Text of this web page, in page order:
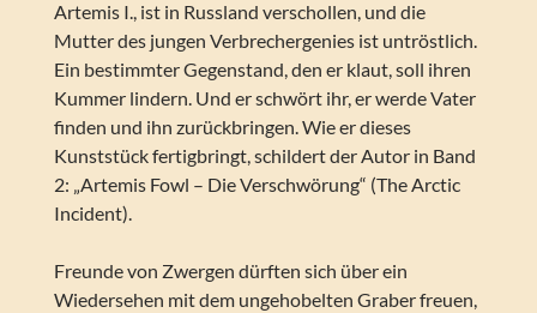
Artemis I., ist in Russland verschollen, und die
Mutter des jungen Verbrechergenies ist untröstlich.
Ein bestimmter Gegenstand, den er klaut, soll ihren
Kummer lindern. Und er schwört ihr, er werde Vater
finden und ihn zurückbringen. Wie er dieses
Kunststück fertigbringt, schildert der Autor in Band
2: „Artemis Fowl – Die Verschwörung“ (The Arctic
Incident).
Freunde von Zwergen dürften sich über ein
Wiedersehen mit dem ungehobelten Graber freuen,